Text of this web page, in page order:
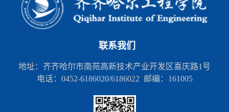
联系我们
地址：齐齐哈尔市南苑高新技术产业开发区喜庆路1号
电话：0452-6186020/6186022 邮编：161005